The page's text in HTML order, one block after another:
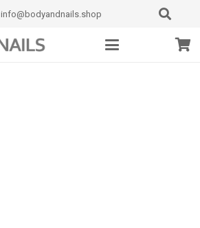
info@bodyandnails.shop